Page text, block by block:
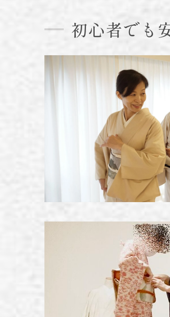
初心者でも